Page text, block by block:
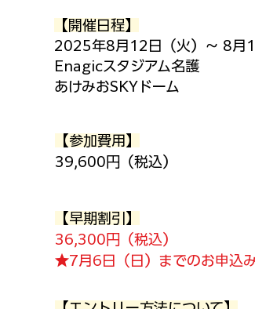
【開催日程】
2025年8月12日（火）～ 8月
Enagicスタジアム名護
あけみおSKYドーム
【参加費用】
39,600円（税込）
【早期割引】
36,300円（税込）
​★7月6日（日）までのお申込み